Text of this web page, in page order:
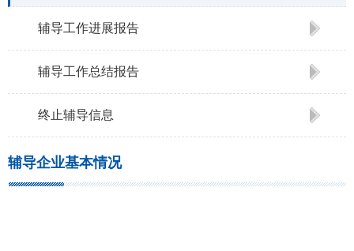
辅导工作进展报告
辅导工作总结报告
终止辅导信息
辅导企业基本情况